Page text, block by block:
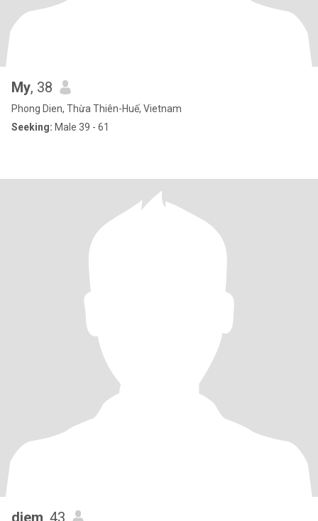
My, 38
Phong Dien, Thừa Thiên-Huế, Vietnam
Seeking: Male 39 - 61
diem, 43